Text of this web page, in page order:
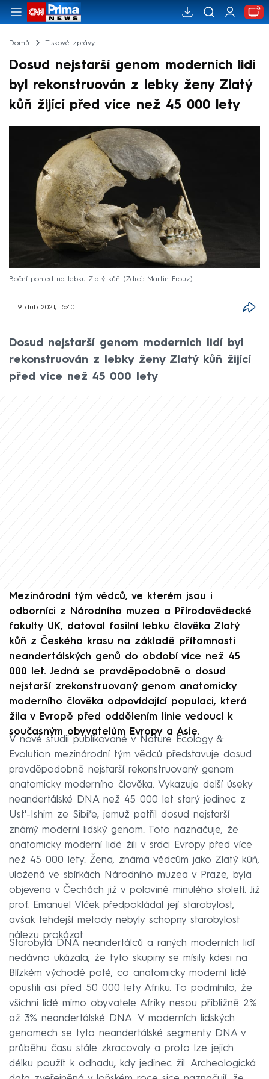
Domů Tiskové zprávy
Dosud nejstarší genom moderních lidí
byl rekonstruován z lebky ženy Zlatý
kůň žijící před více než 45 000 lety
Boční pohled na lebku Zlatý kůň Zdroj: Martin Frouz
9. dub 2021, 15:40
Dosud nejstarší genom moderních lidí byl
rekonstruován z lebky ženy Zlatý kůň žijící
před více než 45 000 lety
Mezinárodní tým vědců, ve kterém jsou i
odborníci z Národního muzea a Přírodovědecké
fakulty UK, datoval fosilní lebku člověka Zlatý
kůň z Českého krasu na základě přítomnosti
neandertálských genů do období více než 45
000 let. Jedná se pravděpodobně o dosud
nejstarší zrekonstruovaný genom anatomicky
moderního člověka odpovídající populaci, která
žila v Evropě před oddělením linie vedoucí k
současným obyvatelům Evropy a Asie.
V nové studii publikované v Nature Ecology &
Evolution mezinárodní tým vědců představuje dosud
pravděpodobně nejstarší rekonstruovaný genom
anatomicky moderního člověka. Vykazuje delší úseky
neandertálské DNA než 45 000 let starý jedinec z
Ust'-Ishim ze Sibiře, jemuž patřil dosud nejstarší
známý moderní lidský genom. Toto naznačuje, že
anatomicky moderní lidé žili v srdci Evropy před více
než 45 000 lety. Žena, známá vědcům jako Zlatý kůň,
uložená ve sbírkách Národního muzea v Praze, byla
objevena v Čechách již v polovině minulého století. Již
prof. Emanuel Vlček předpokládal její starobylost,
avšak tehdejší metody nebyly schopny starobylost
nálezu prokázat.
Starobylá DNA neandertálců a raných moderních lidí
nedávno ukázala, že tyto skupiny se mísily kdesi na
Blízkém východě poté, co anatomicky moderní lidé
opustili asi před 50 000 lety Afriku. To podmínilo, že
všichni lidé mimo obyvatele Afriky nesou přibližně 2%
až 3% neandertálské DNA. V moderních lidských
genomech se tyto neandertálské segmenty DNA v
průběhu času stále zkracovaly a proto lze jejich
délku použít k odhadu, kdy jedinec žil. Archeologická